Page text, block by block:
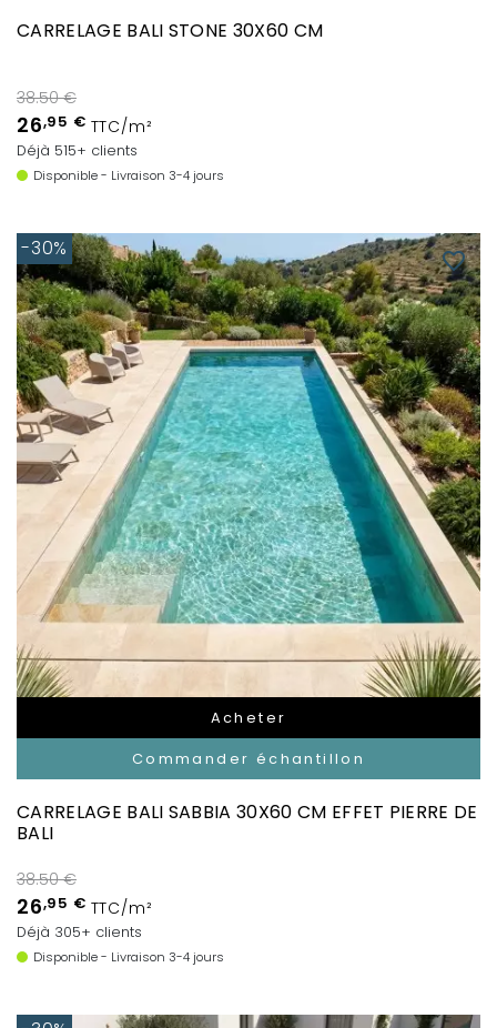
CARRELAGE BALI STONE 30X60 CM
38.50 €
26,95 € TTC/m²
Déjà 515+ clients
Disponible - Livraison 3-4 jours
Acheter
Commander échantillon
favorite_border
CARRELAGE BALI SABBIA 30X60 CM EFFET PIERRE DE
BALI
38.50 €
26,95 € TTC/m²
Déjà 305+ clients
Disponible - Livraison 3-4 jours
-30%